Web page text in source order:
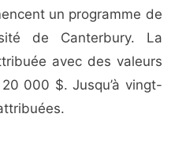
un programme de
de Canterbury. La
avec des valeurs
000 $. Jusqu’à vingt-